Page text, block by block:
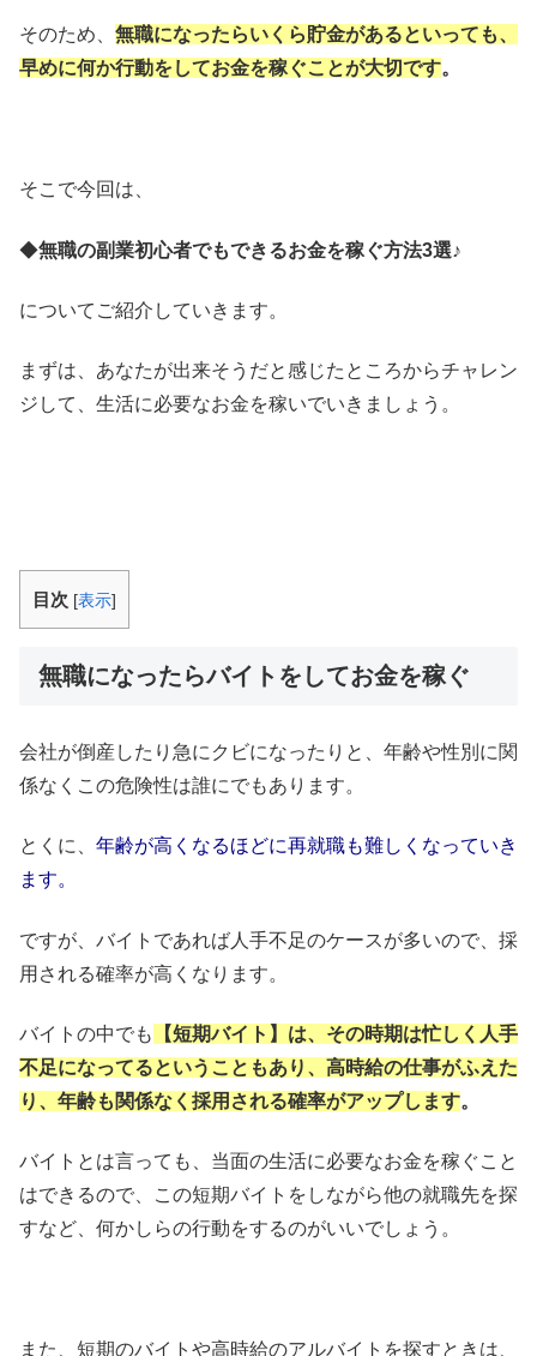
そのため、 無職になったらいくら貯金があるといっても、
早めに何か行動をしてお金を稼ぐことが大切です。
そこで今回は、
◆無職の副業初心者でもできるお金を稼ぐ方法3選♪
についてご紹介していきます。
まずは、あなたが出来そうだと感じたところからチャレン
ジして、生活に必要なお金を稼いでいきましょう。
目次 [表示]
無職になったらバイトをしてお金を稼ぐ
会社が倒産したり急にクビになったりと、年齢や性別に関
係なくこの危険性は誰にでもあります。
とくに、 年齢が高くなるほどに再就職も難しくなっていき
ます。
ですが、バイトであれば人手不足のケースが多いので、採
用される確率が高くなります。
バイトの中でも
【短期バイト】は、その時期は忙しく人手
不足になってるということもあり、高時給の仕事がふえた
り、年齢も関係なく採用される確率がアップします。
バイトとは言っても、当面の生活に必要なお金を稼ぐこと
はできるので、この短期バイトをしながら他の就職先を探
すなど、何かしらの行動をするのがいいでしょう。
また、短期のバイトや高時給のアルバイトを探すときは、